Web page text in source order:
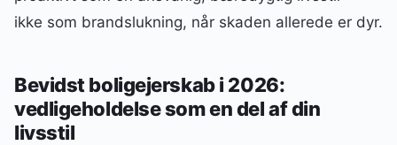
ikke som brandslukning, når skaden allerede er dyr.
Bevidst boligejerskab i 2026:
vedligeholdelse som en del af din
livsstil